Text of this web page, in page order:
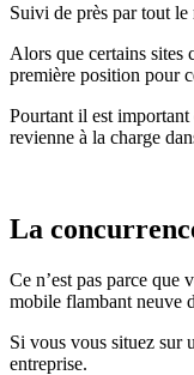
Suivi de près par tout le
Alors que certains sites
première position pour
Pourtant il est important
revienne à la charge
La
Ce n’est pas parce que
mobile flambant neuve
Si vous vous situez sur
entreprise.